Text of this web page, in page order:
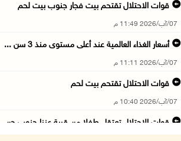
قوات الاحتلال تقتحم بيت فجار جنوب بيت لحم
07/آب/2026 11:49 م
أسعار الغذاء العالمية عند أعلى مستوى منذ 3 سن ...
07/آب/2026 11:11 م
قوات الاحتلال تقتحم بيت لحم
07/آب/2026 10:40 م
قوات الاحتلال تعتقل طفلا من قرية عنزا جنوب جن ...